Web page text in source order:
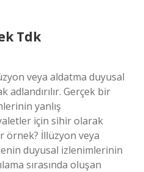
Tdk
veya aldatma duyusal
adlandırılır. Gerçek bir
yanlış
için sihir olarak
örnek? İllüzyon veya
duyusal izlenimlerinin
sırasında oluşan